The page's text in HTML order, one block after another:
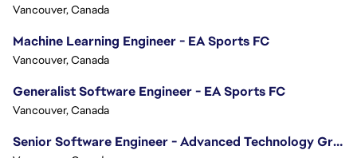
Vancouver, Canada
Machine Learning Engineer - EA Sports FC
Vancouver, Canada
Generalist Software Engineer - EA Sports FC
Vancouver, Canada
Senior Software Engineer - Advanced Technology Group